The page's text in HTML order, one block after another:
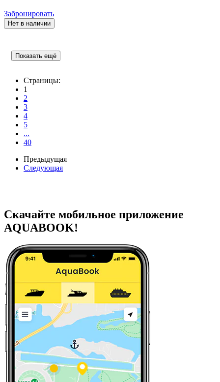
Забронировать
Нет в наличии
Показать ещё
Страницы:
1
2
3
4
5
...
40
Предыдущая
Следующая
Скачайте мобильное приложение
AQUABOOK!